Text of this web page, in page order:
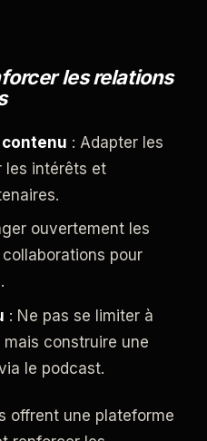
les relations
: Adapter les
les intérêts et
ouvertement les
pour
: Ne pas se limiter à
construire une
le podcast.
offrent une plateforme